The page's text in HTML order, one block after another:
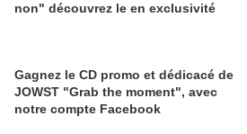
non" découvrez le en exclusivité
Gagnez le CD promo et dédicacé de
JOWST "Grab the moment", avec
notre compte Facebook